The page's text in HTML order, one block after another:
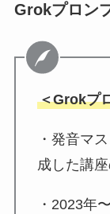
Grokプロン
＜Grokプ
・発音マ
成した講
・2023年